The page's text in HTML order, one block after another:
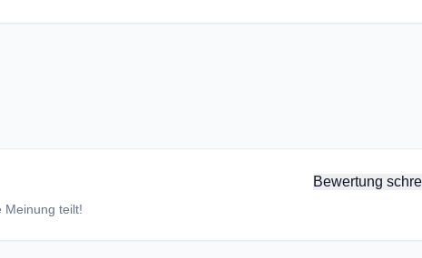
Bewertung
Meinung teilt!